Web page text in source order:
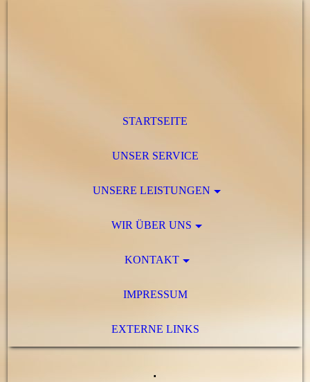
STARTSEITE
UNSER SERVICE
UNSERE LEISTUNGEN
WIR ÜBER UNS
KONTAKT
IMPRESSUM
EXTERNE LINKS
.